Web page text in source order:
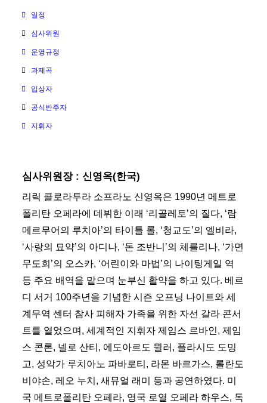
일정
심사위원
운영규정
과제곡
입상자
공식반주자
지휘자
심사위원장 : 신영옥(한국)
리릭 콜로라투라 소프라노 신영옥은 1990년 메트로
폴리탄 오페라에 데뷔한 이래 ‘리골레토’의 질다, ‘람
메르무어의 루치아’의 타이틀 롤, ‘청교도’의 엘비라,
‘사랑의 묘약’의 아디나, ‘돈 조반니’의 체를리나, ‘가면
무도회’의 오스카, ‘어린이와 마법’의 나이팅게일 역
등 주요 배역을 맡으며 눈부신 활약을 하고 있다. 베르
디 서거 100주년을 기념한 시즌 오프닝 나이트와 세
계무역 센터 참사 피해자 가족을 위한 자선 갈라 콘서
트를 열었으며, 세계적인 지휘자 제임스 르바인, 제임
스 콘론, 넬로 산티, 에도아르도 뮐러, 플라시도 도밍
고, 성악가 루치아노 파바로티, 라몬 바르가스, 롤란도
비야손, 레오 누치, 새뮤얼 래미 등과 공연하였다. 미
국 메트로폴리탄 오페라, 영국 로열 오페라 하우스, 독